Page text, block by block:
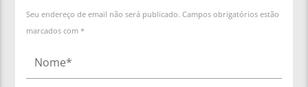
Seu endereço de email não será publicado. Campos obrigatórios estão
marcados com *